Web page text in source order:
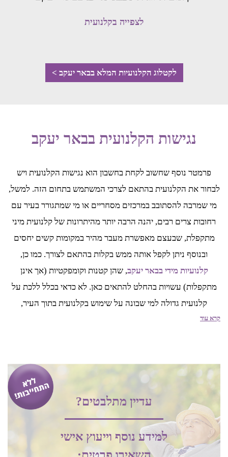
לצפייה בקלנועית
לקטלוג הקלנועיות המלא בבאר יעקב >
נגישות הקלנועית בבאר יעקב
פרמטר נוסף שחשוב לקחת בחשבון הוא נגישות הקלנועית ויש
לבחור את הקלנועית בהתאם לצרכי המשתמש בתחום הזה. למשל,
מי שמרבה להסתובב במרכזים מסחריים או מי שמתגורר בעיר עם
רחובות צרים רבים, יהנה הרבה יותר מהיתרונות של קלנועית מיני
מתקפלת, שבעצם מאפשרת מעבר מהיר במקומות קשים יחסים
ובנוסף ניתן לקפל אותה ממש בקלות בהתאם לצורך. כמו כן,
קלנועיות מידי בבאר יעקב, שהן קטנות וקומפקטיות (אך אינן
מתקפלות) עשויות בהחלט להתאים כאן. לא כדאי בכלל ללכת על
קלנועית גדולה למי שבונה על שימוש בקלנועית בתוך העיר,
במרכזים מסחריים ובמקומות הומי אדם. כמו כן חשוב לזכור כי
אחסון הקלנועית בבאר יעקב
גם אחסון הקלנועית הוא עניין חשוב לא פחות. כפי שציינו, קלנועיות
בבאר יעקב לרוב משמשות את בני גיל הזהב באיזורים הכפריים, שם
לרוב מדובר בבתים גדולים יחסים עם שטחי אחסון נרחבים,
ובאזורים עירוניים, שם במקרים רבים נושא האחסון מאתגר הרבה
קרא עוד
עדיין מתלבטים?
למידע נוסף וייעוץ אישי